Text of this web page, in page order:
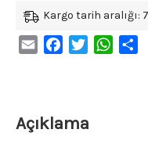
Kargo tarih aralığı:
Email FacebookTwitter
Açıklama